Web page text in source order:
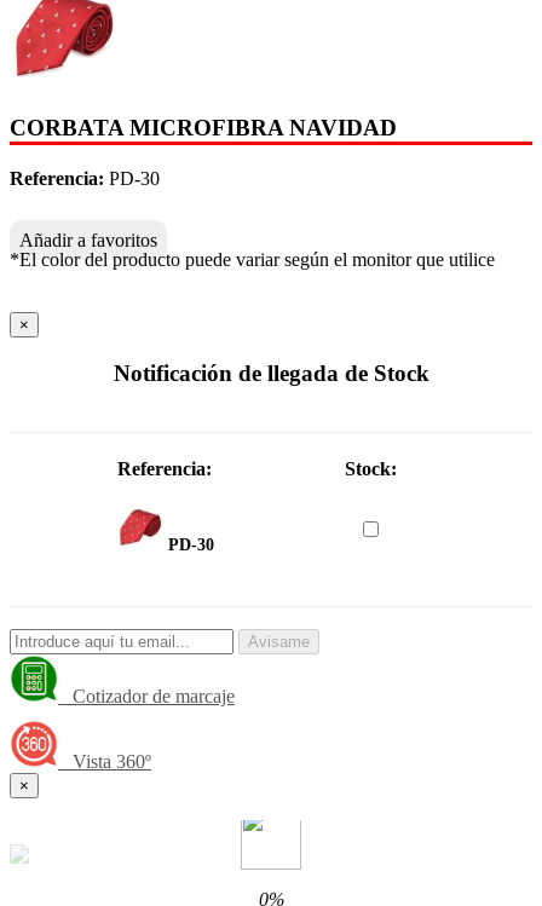
CORBATA MICROFIBRA NAVIDAD
Referencia: PD-30
Añadir a favoritos
*El color del producto puede variar según el monitor que utilice
×
Notificación de llegada de Stock
Referencia: Stock:
PD-30
Avisame
Cotizador de marcaje
Vista 360º
×